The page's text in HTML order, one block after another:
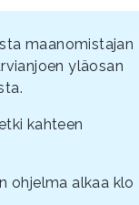
maanomistajan
yläosan
kahteen
ohjelma alkaa klo